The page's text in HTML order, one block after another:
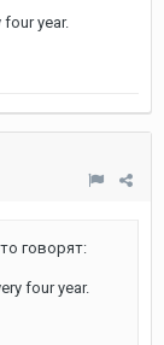
year.
говорят:
four year.